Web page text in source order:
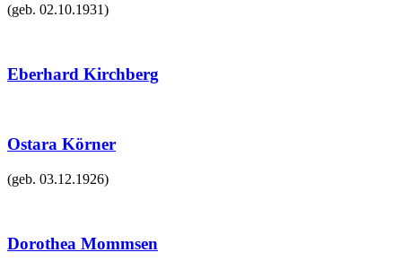
(geb. 02.10.1931)
Eberhard Kirchberg
Ostara Körner
(geb. 03.12.1926)
Dorothea Mommsen